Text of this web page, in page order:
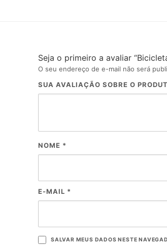
Seja o primeiro a avaliar
O seu endereço de e-mail não será
SUA AVALIAÇÃO SOBRE O
NOME *
E-MAIL *
SALVAR MEUS DADOS NESTE